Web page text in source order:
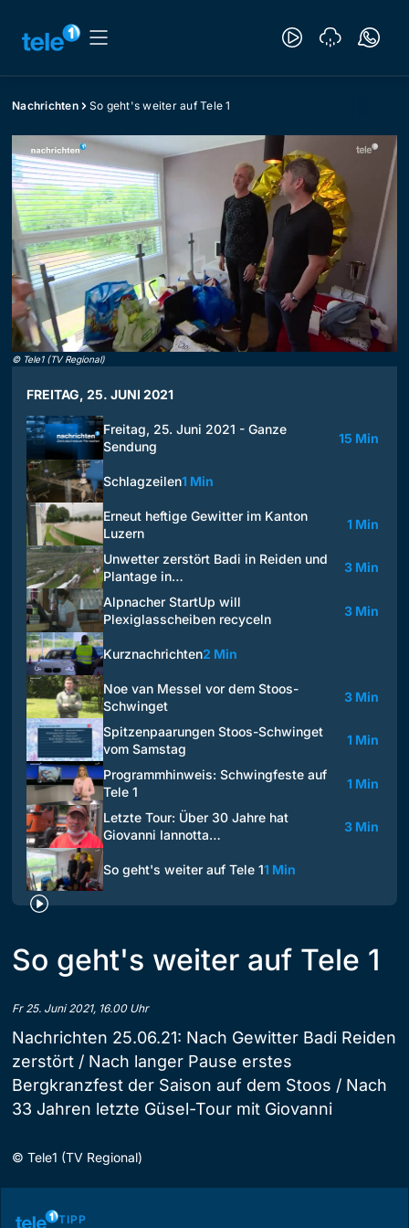
Nachrichten So geht's weiter auf Tele 1
© Tele1 (TV Regional)
FREITAG, 25. JUNI 2021
Freitag, 25. Juni 2021 - Ganze
Sendung
15 Min
Schlagzeilen1 Min
Erneut heftige Gewitter im Kanton
Luzern
1 Min
Unwetter zerstört Badi in Reiden und
Plantage in…
3 Min
Alpnacher StartUp will
Plexiglasscheiben recyceln
3 Min
Kurznachrichten2 Min
Noe van Messel vor dem Stoos-
Schwinget
3 Min
Spitzenpaarungen Stoos-Schwinget
vom Samstag
1 Min
Programmhinweis: Schwingfeste auf
Tele 1
1 Min
Letzte Tour: Über 30 Jahre hat
Giovanni Iannotta…
3 Min
So geht's weiter auf Tele 11 Min
So geht's weiter auf Tele 1
Fr 25. Juni 2021, 16.00 Uhr
Nachrichten 25.06.21: Nach Gewitter Badi Reiden
zerstört / Nach langer Pause erstes
Bergkranzfest der Saison auf dem Stoos / Nach
33 Jahren letzte Güsel-Tour mit Giovanni
© Tele1 (TV Regional)
TIPP